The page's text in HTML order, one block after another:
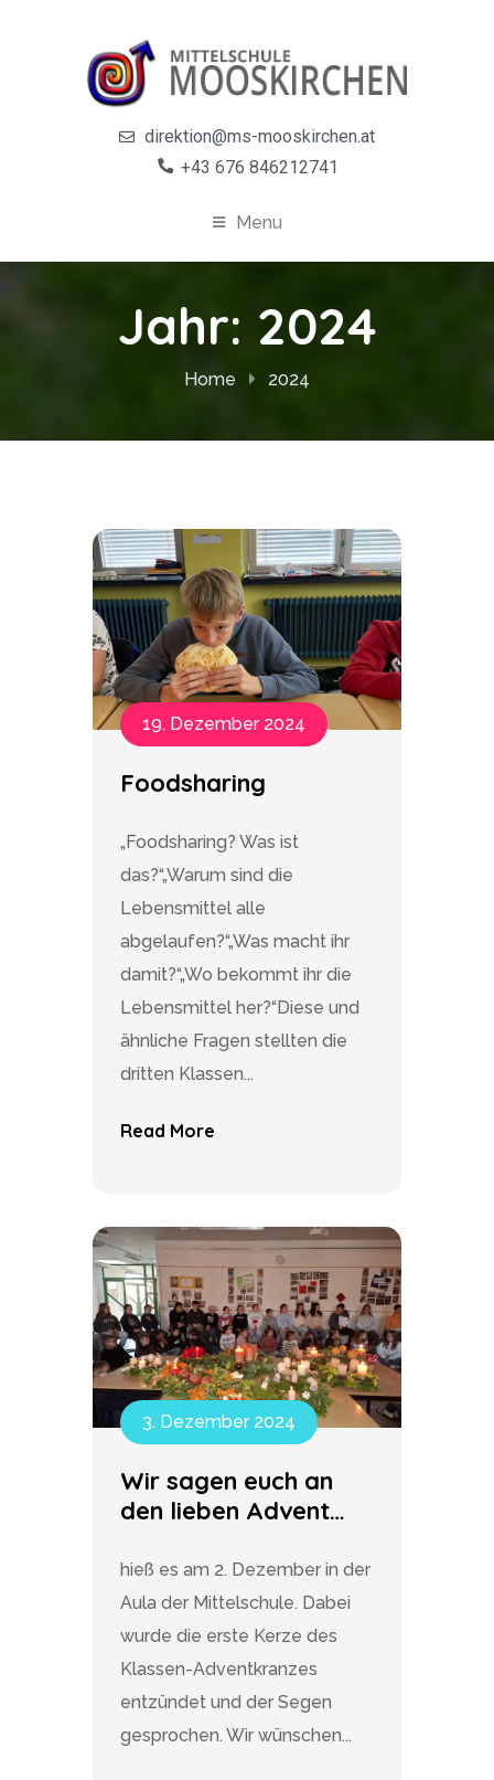
direktion@ms-mooskirchen.at
+43 676 846212741
Menu
Jahr: 2024
Home 2024
19. Dezember 2024
Foodsharing
„Foodsharing? Was ist
das?“„Warum sind die
Lebensmittel alle
abgelaufen?“„Was macht ihr
damit?“„Wo bekommt ihr die
Lebensmittel her?“Diese und
ähnliche Fragen stellten die
dritten Klassen...
Read More
3. Dezember 2024
Wir sagen euch an
den lieben Advent…
hieß es am 2. Dezember in der
Aula der Mittelschule. Dabei
wurde die erste Kerze des
Klassen-Adventkranzes
entzündet und der Segen
gesprochen. Wir wünschen...